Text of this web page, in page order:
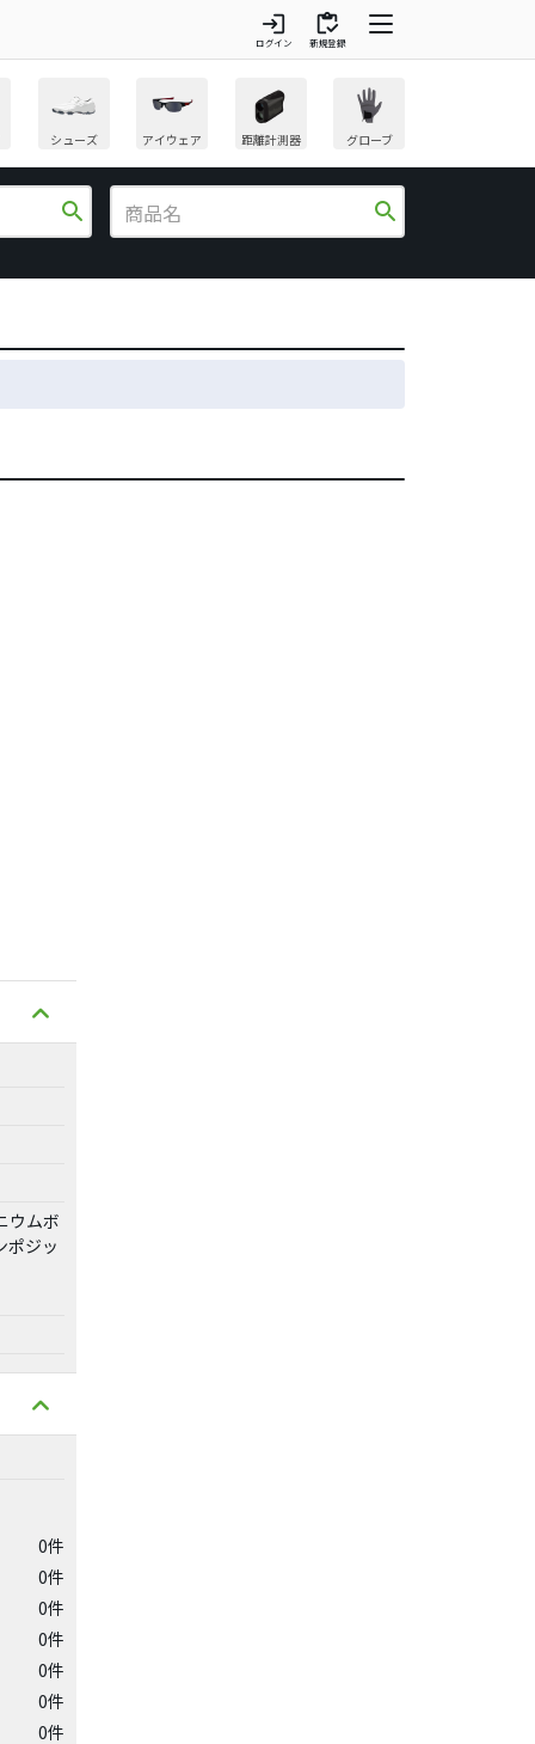
login
ログイン
inventory
新規登録
シューズ アイウェア 距離計測器 グローブ
search search
ウムボ
ポジッ
0件
0件
0件
0件
0件
0件
0件